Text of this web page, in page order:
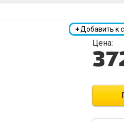
+Добавить к
Цена: